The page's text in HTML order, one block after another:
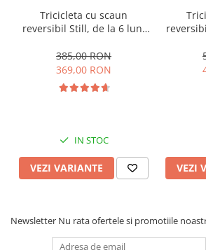
Tricicleta cu scaun
reversibil Still, de la 6 luni
roata Eva plina, siliconata
385,00 RON
369,00 RON
IN STOC
VEZI VARIANTE
roata
VEZI
Newsletter Nu rata ofertele si promotiile